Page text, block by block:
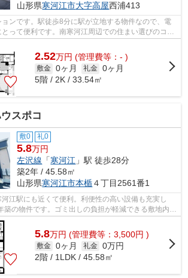
山形県寒河江市大字高屋西浦413
ンです。駅徒歩8分に駅が立地する物件なので、電
って便利です。南寒河江周辺での住まい選びのコツ
room.co...
2.52万円 (管理費等：- )
敷金 0ヶ月 礼金 0ヶ月
5階 / 2K / 33.54㎡
スポコ
敷0 礼0
5.8万円
左沢線 「寒河江 」駅 徒歩28分
築2年 / 45.58㎡
山形県寒河江市本楯４丁目2561番1
江駅にも近くて便利。利便性の高い設備も充実し
築の物件です。ゴミ出しの負担が軽減できる敷地内ご
こちらの物件は...
5.8万円 (管理費等：3,500円 )
敷金 0ヶ月 礼金 0万円
2階 / 1LDK / 45.58㎡